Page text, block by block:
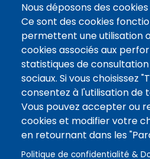
Nous déposons des
Ce sont des cookies
permettent une utilisation
cookies associés aux
statistiques de
sociaux. Si vous choisissez
consentez à l'utilisation de
Vous pouvez accepter ou
cookies et modifier votre
en retournant dans les
Politique de confidentialité &
ARCHIVES
COOKIES
Assemblée
nationaleLE SITE DE L’ASSEMBLÉE
Suivez-